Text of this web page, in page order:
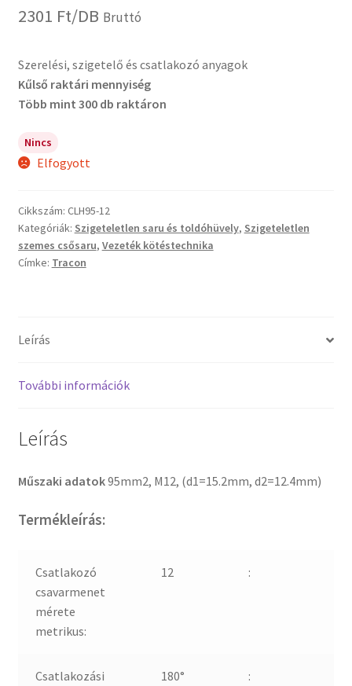
2301 Ft/DB Bruttó
Szerelési, szigetelő és csatlakozó anyagok
Kűlső raktári mennyiség
Több mint 300 db raktáron
Nincs
Elfogyott
Cikkszám: CLH95-12
Kategóriák: Szigeteletlen saru és toldóhüvely, Szigeteletlen
szemes csősaru, Vezeték kötéstechnika
Címke: Tracon
Leírás
További információk
Leírás
Műszaki adatok95mm2, M12, (d1=15.2mm, d2=12.4mm)
Termékleírás:
Csatlakozó
csavarmenet
mérete
metrikus:
12 :
Csatlakozási
180°
: